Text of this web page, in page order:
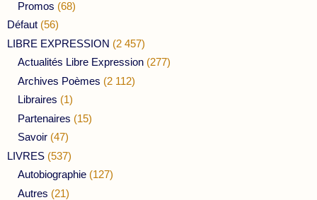
Promos (68)
Défaut (56)
LIBRE EXPRESSION (2 457)
Actualités Libre Expression (277)
Archives Poèmes (2 112)
Libraires (1)
Partenaires (15)
Savoir (47)
LIVRES (537)
Autobiographie (127)
Autres (21)